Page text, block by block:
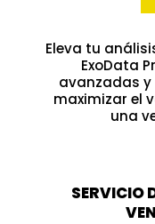
Eleva tu
ExoData
avanzadas
maximizar el
una
SERVICIO